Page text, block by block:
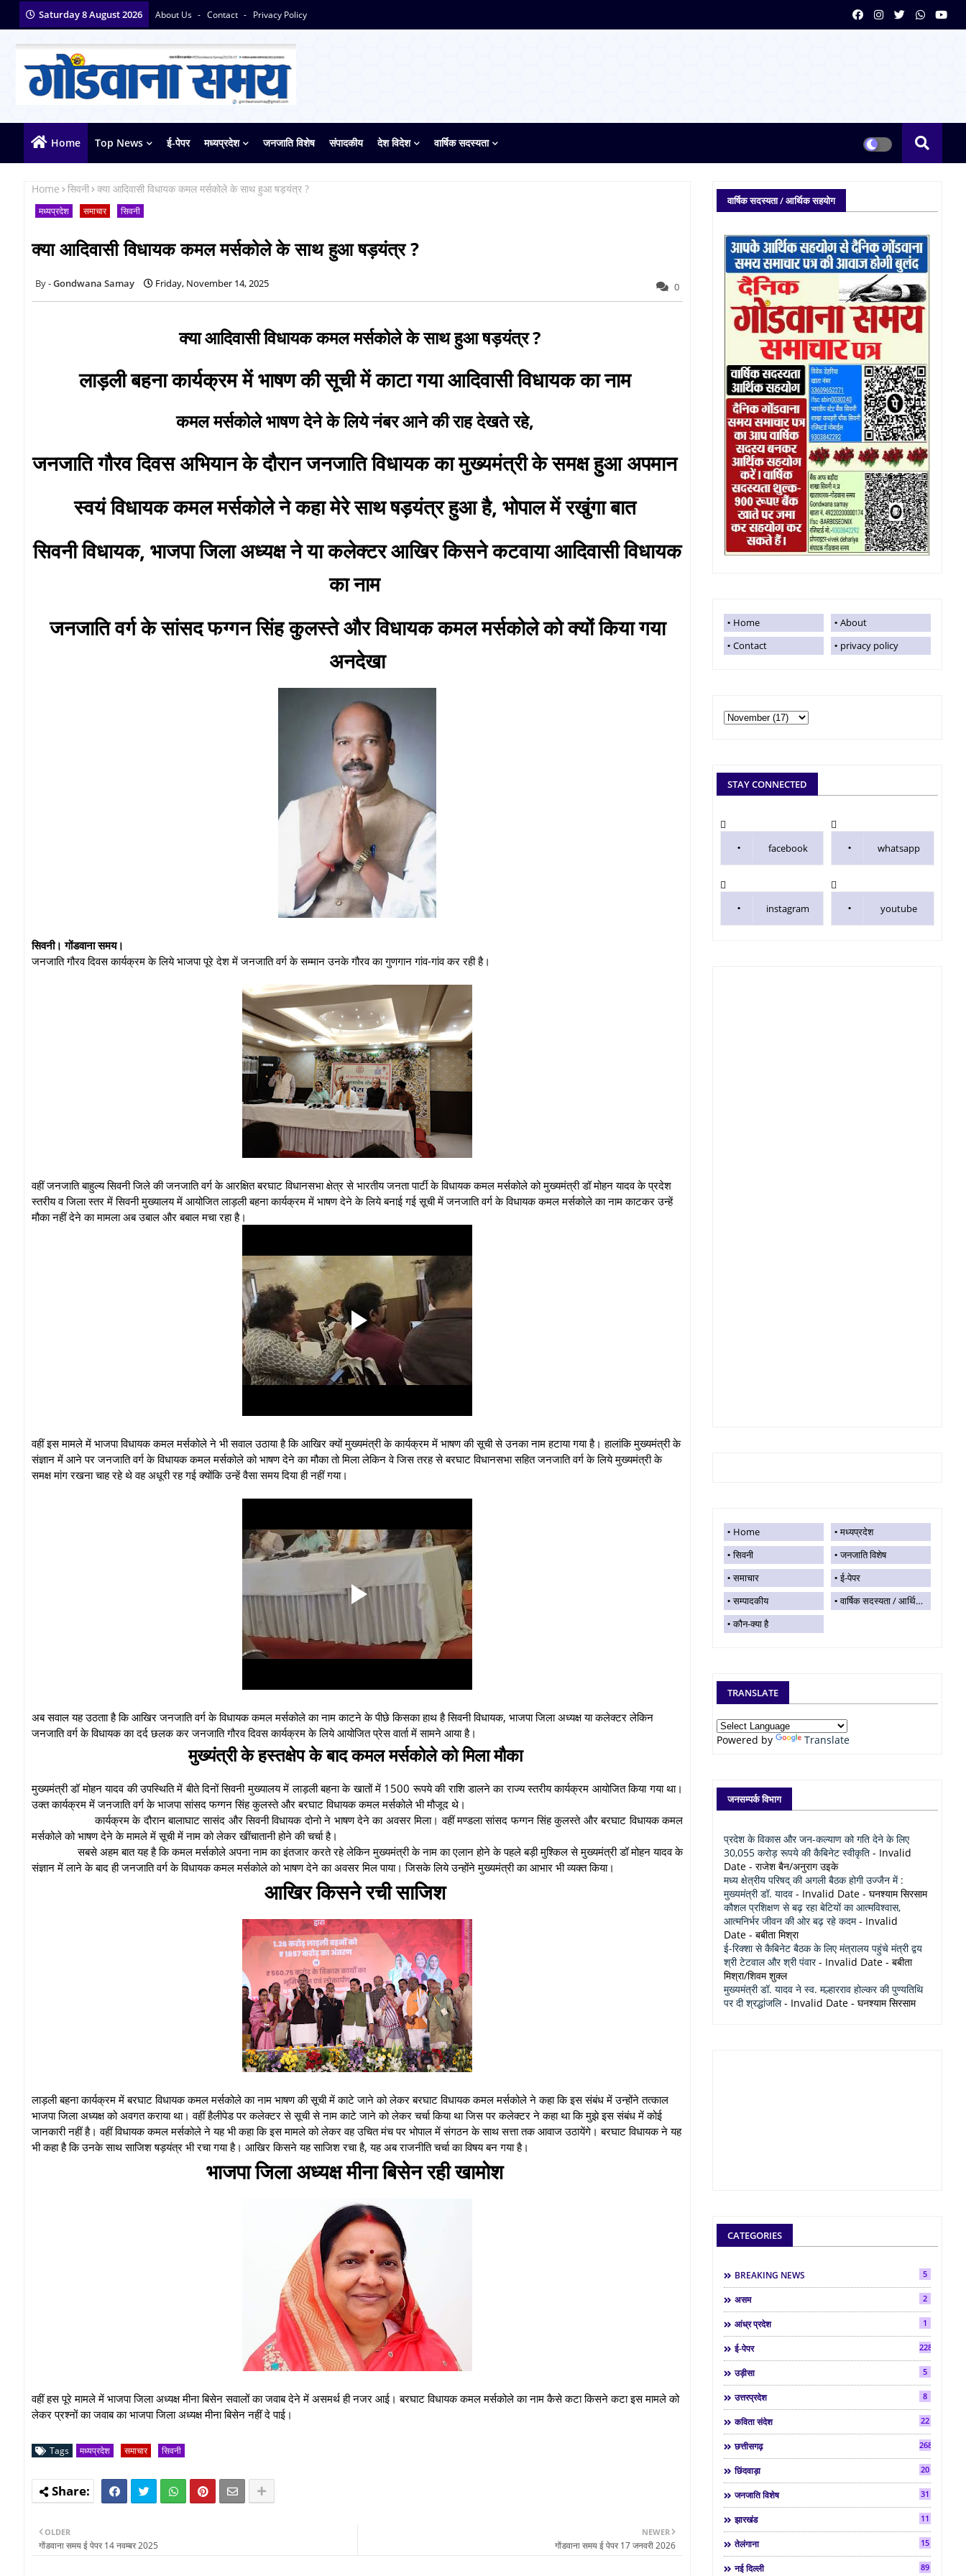
Saturday 8 August 2026 About Us Contact Privacy Policy
Home Top News ई-पेपर मध्यप्रदेश जनजाति विशेष संपादकीय देश विदेश वार्षिक सदस्यता
Home सिवनी क्या आदिवासी विधायक कमल मर्सकोले के साथ हुआ षड़यंत्र ?
मध्यप्रदेश समाचार सिवनी
क्या आदिवासी विधायक कमल मर्सकोले के साथ हुआ षड़यंत्र ?
Gondwana Samay Friday, November 14, 2025 0
क्या आदिवासी विधायक कमल मर्सकोले के साथ हुआ षड़यंत्र ?
लाड़ली बहना कार्यक्रम में भाषण की सूची में काटा गया आदिवासी विधायक का नाम
कमल मर्सकोले भाषण देने के लिये नंबर आने की राह देखते रहे,
जनजाति गौरव दिवस अभियान के दौरान जनजाति विधायक का मुख्यमंत्री के समक्ष हुआ अपमान
स्वयं विधायक कमल मर्सकोले ने कहा मेरे साथ षड़यंत्र हुआ है, भोपाल में रखुंगा बात
सिवनी विधायक, भाजपा जिला अध्यक्ष ने या कलेक्टर आखिर किसने कटवाया आदिवासी विधायक
का नाम
जनजाति वर्ग के सांसद फग्गन सिंह कुलस्ते और विधायक कमल मर्सकोले को क्यों किया गया
अनदेखा
सिवनी। गोंडवाना समय।
जनजाति गौरव दिवस कार्यक्रम के लिये भाजपा पूरे देश में जनजाति वर्ग के सम्मान उनके गौरव का गुणगान गांव-गांव कर रही है।
वहीं जनजाति बाहुल्य सिवनी जिले की जनजाति वर्ग के आरक्षित बरघाट विधानसभा क्षेत्र से भारतीय जनता पार्टी के विधायक कमल मर्सकोले को मुख्यमंत्री डॉ मोहन यादव के प्रदेश
स्तरीय व जिला स्तर में सिवनी मुख्यालय में आयोजित लाड़ली बहना कार्यक्रम में भाषण देने के लिये बनाई गई सूची में जनजाति वर्ग के विधायक कमल मर्सकोले का नाम काटकर उन्हें
मौका नहीं देने का मामला अब उबाल और बबाल मचा रहा है।
वहीं इस मामले में भाजपा विधायक कमल मर्सकोले ने भी सवाल उठाया है कि आखिर क्यों मुख्यमंत्री के कार्यक्रम में भाषण की सूची से उनका नाम हटाया गया है। हालांकि मुख्यमंत्री के
संज्ञान में आने पर जनजाति वर्ग के विधायक कमल मर्सकोले को भाषण देने का मौका तो मिला लेकिन वे जिस तरह से बरघाट विधानसभा सहित जनजाति वर्ग के लिये मुख्यमंत्री के
समक्ष मांग रखना चाह रहे थे वह अधूरी रह गई क्योंकि उन्हें वैसा समय दिया ही नहीं गया।
अब सवाल यह उठताा है कि आखिर जनजाति वर्ग के विधायक कमल मर्सकोले का नाम काटने के पीछे किसका हाथ है सिवनी विधायक, भाजपा जिला अध्यक्ष या कलेक्टर लेकिन
जनजाति वर्ग के विधायक का दर्द छलक कर जनजाति गौरव दिवस कार्यक्रम के लिये आयोजित प्रेस वार्ता में सामने आया है।
मुख्यंत्री के हस्तक्षेप के बाद कमल मर्सकोले को मिला मौका
मुख्यमंत्री डॉ मोहन यादव की उपस्थिति में बीते दिनों सिवनी मुख्यालय में लाड़ली बहना के खातों में 1500 रूपये की राशि डालने का राज्य स्तरीय कार्यक्रम आयोजित किया गया था।
उक्त कार्यक्रम में जनजाति वर्ग के भाजपा सांसद फग्गन सिंह कुलस्ते और बरघाट विधायक कमल मर्सकोले भी मौजूद थे।
कार्यक्रम के दौरान बालाघाट सासंद और सिवनी विधायक दोनो ने भाषण देने का अवसर मिला। वहीं मण्डला सांसद फग्गन सिंह कुलस्ते और बरघाट विधायक कमल
मर्सकोले को भाषण देने के मामले में सूची में नाम को लेकर खींचातानी होने की चर्चा है।
सबसे अहम बात यह है कि कमल मर्सकोले अपना नाम का इंतजार करते रहे लेकिन मुख्यमंत्री के नाम का एलान होने के पहले बड़ी मुश्किल से मुख्यमंत्री डॉ मोहन यादव के
संज्ञान में लाने के बाद ही जनजाति वर्ग के विधायक कमल मर्सकोले को भाषण देने का अवसर मिल पाया। जिसके लिये उन्होंने मुख्यमंत्री का आभार भी व्यक्त किया।
आखिर किसने रची साजिश
लाड़ली बहना कार्यक्रम में बरघाट विधायक कमल मर्सकोले का नाम भाषण की सूची में काटे जाने को लेकर बरघाट विधायक कमल मर्सकोले ने कहा कि इस संबंध में उन्होंने तत्काल
भाजपा जिला अध्यक्ष को अवगत कराया था। वहीं हैलीपेड पर कलेक्टर से सूची से नाम काटे जाने को लेकर चर्चा किया था जिस पर कलेक्टर ने कहा था कि मुझे इस संबंध में कोई
जानकारी नहीं है। वहीं विधायक कमल मर्सकोले ने यह भी कहा कि इस मामले को लेकर वह उचित मंच पर भोपाल में संगठन के साथ सत्ता तक आवाज उठायेंगे। बरघाट विधायक ने यह
भी कहा है कि उनके साथ साजिश षड़यंत्र भी रचा गया है। आखिर किसने यह साजिश रचा है, यह अब राजनीति चर्चा का विषय बन गया है।
भाजपा जिला अध्यक्ष मीना बिसेन रही खामोश
वहीं हस पूरे मामले में भाजपा जिला अध्यक्ष मीना बिसेन सवालों का जवाब देने में असमर्थ ही नजर आई। बरघाट विधायक कमल मर्सकोले का नाम कैसे कटा किसने कटा इस मामले को
लेकर प्रश्नों का जवाब का भाजपा जिला अध्यक्ष मीना बिसेन नहीं दे पाई।
Tags मध्यप्रदेश समाचार सिवनी
NEWER
गोंडवाना समय ई पेपर 17 जनवरी 2026
OLDER
गोंडवाना समय ई पेपर 14 नवम्बर 2025
वार्षिक सदस्यता / आर्थिक सहयोग
Home
About
Contact
privacy policy
STAY CONNECTED
facebook whatsapp
instagram youtube
Home
मध्यप्रदेश
सिवनी
जनजाति विशेष
समाचार
ई-पेपर
सम्पादकीय
वार्षिक सदस्यता / आर्थिक सहयोग
कौन-क्या है
TRANSLATE
Powered by Translate
जनसम्पर्क विभाग
प्रदेश के विकास और जन-कल्याण को गति देने के लिए
30,055 करोड़ रूपये की कैबिनेट स्वीकृति - Invalid
Date - राजेश बैन/अनुराग उइके
मध्य क्षेत्रीय परिषद् की अगली बैठक होगी उज्जैन में :
मुख्यमंत्री डॉ. यादव - Invalid Date - घनश्याम सिरसाम
कौशल प्रशिक्षण से बढ़ रहा बेटियों का आत्मविश्वास,
आत्मनिर्भर जीवन की ओर बढ़ रहे कदम- Invalid
Date - बबीता मिश्रा
ई-रिक्शा से कैबिनेट बैठक के लिए मंत्रालय पहुंचे मंत्री द्वय
श्री टेटवाल और श्री पंवार- Invalid Date - बबीता
मिश्रा/शिवम शुक्ल
मुख्यमंत्री डॉ. यादव ने स्व. मल्हारराव होल्कर की पुण्यतिथि
पर दी श्रद्धांजलि- Invalid Date - घनश्याम सिरसाम
CATEGORIES
BREAKING NEWS 5
असम 2
आंध्र प्रदेश 1
ई-पेपर 2286
उड़ीसा 5
उत्तरप्रदेश 8
कविता संदेश 22
छत्तीसगढ़ 268
छिंदवाड़ा 20
जनजाति विशेष 31
झारखंड 11
तेलंगाना 15
नई दिल्ली 89